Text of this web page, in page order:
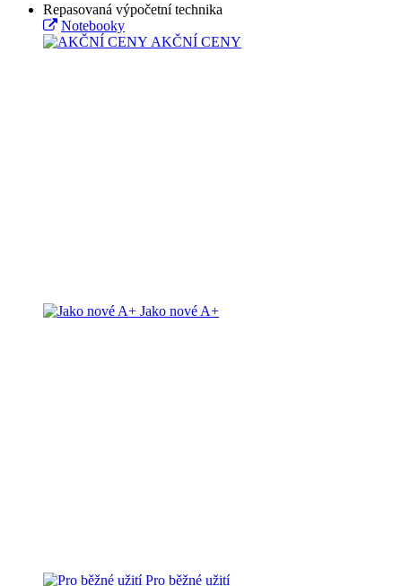
Repasovaná výpočetní technika
Notebooky
AKČNÍ CENY
Jako nové A+
Pro běžné užití